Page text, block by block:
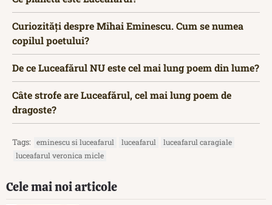
Curiozități despre Mihai Eminescu. Cum se numea
copilul poetului?
De ce Luceafărul NU este cel mai lung poem din lume?
Câte strofe are Luceafărul, cel mai lung poem de
dragoste?
Tags: eminescu si luceafarul luceafarul
luceafarul caragiale
luceafarul veronica micle
Cele mai noi articole